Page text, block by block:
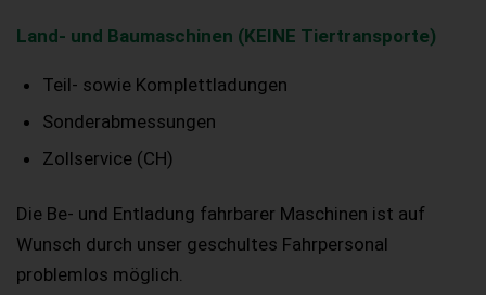
Land- und Baumaschinen (KEINE Tiertransporte)
Teil- sowie Komplettladungen
Sonderabmessungen
Zollservice (CH)
Die Be- und Entladung fahrbarer Maschinen ist auf
Wunsch durch unser geschultes Fahrpersonal
problemlos möglich.